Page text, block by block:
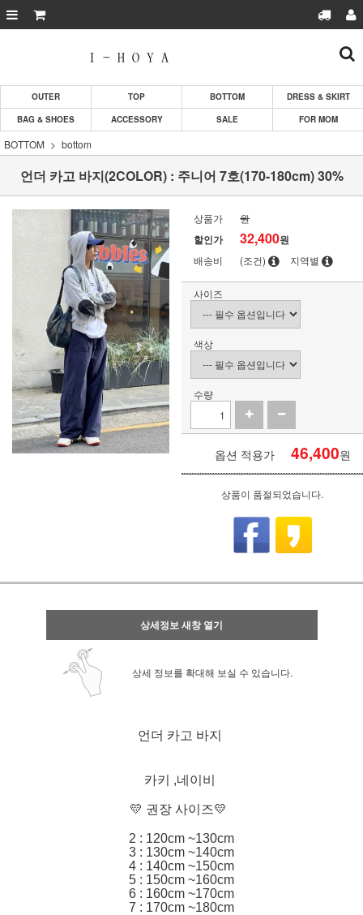
OUTER TOP BOTTOM
DRESS & SKIRT
BAG & SHOES
ACCESSORY SALE FOR MOM
BOTTOM bottom
언더 카고 바지(2COLOR) : 주니어 7호(170-180cm) 30%
상품가 원
할인가 32,400원
배송비 (조건) 지역별
사이즈
색상
수량
옵션 적용가 46,400원
상품이 품절되었습니다.
상세정보 새창 열기
상세 정보를 확대해 보실 수 있습니다.
언더 카고 바지
카키 ,네이비
💛 권장 사이즈💛
2 : 120cm ~130cm
3 : 130cm ~140cm
4 : 140cm ~150cm
5 : 150cm ~160cm
6 : 160cm ~170cm
7 : 170cm ~180cm